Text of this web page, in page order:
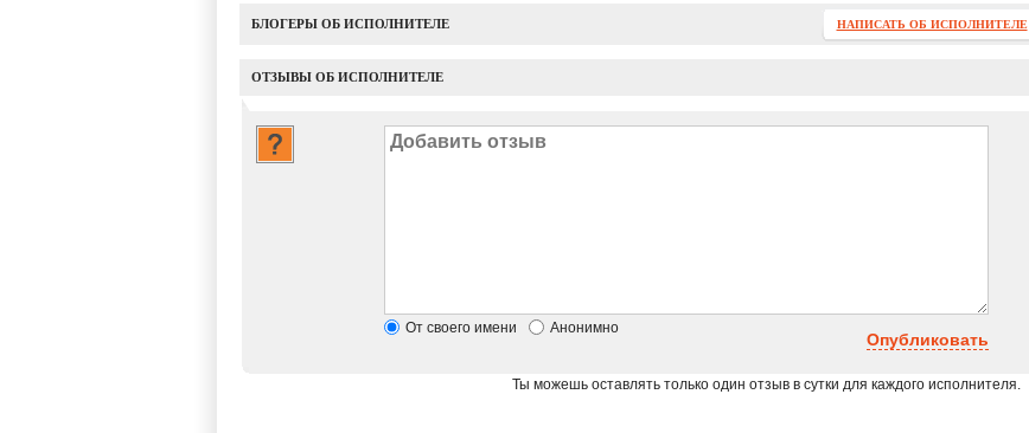
БЛОГЕРЫ ОБ ИСПОЛНИТЕЛЕ НАПИСАТЬ ОБ ИСПОЛНИТЕЛЕ
ОТЗЫВЫ ОБ ИСПОЛНИТЕЛЕ
От своего имени Анонимно
Опубликовать
Ты можешь оставлять только один отзыв в сутки для каждого исполнителя.